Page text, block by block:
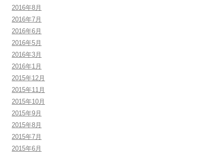
2016年8月
2016年7月
2016年6月
2016年5月
2016年3月
2016年1月
2015年12月
2015年11月
2015年10月
2015年9月
2015年8月
2015年7月
2015年6月